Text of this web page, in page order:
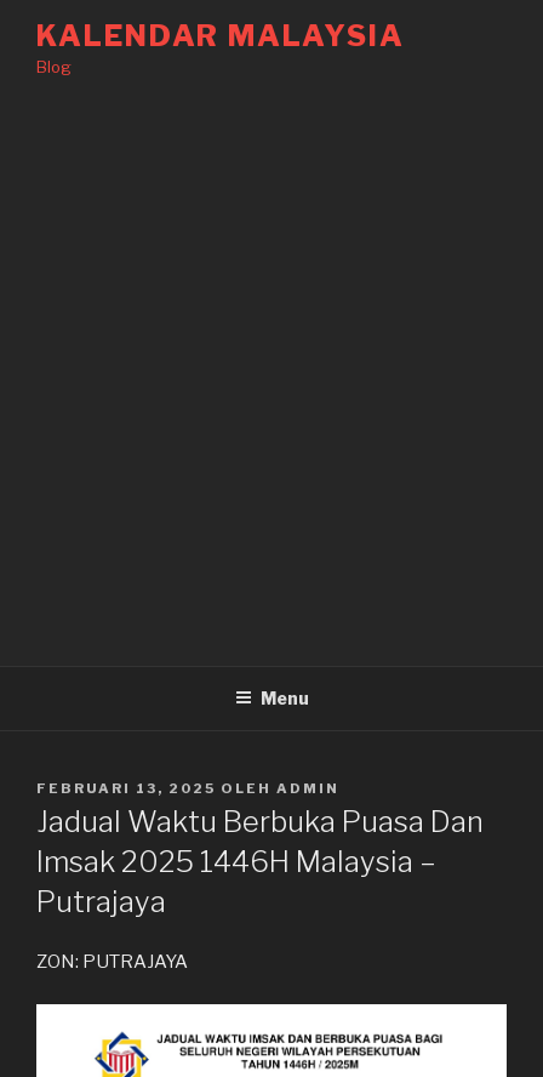
kandungan
KALENDAR MALAYSIA
Blog
Menu
DIKIRIM
PADA
FEBRUARI 13, 2025 OLEH ADMIN
Jadual Waktu Berbuka Puasa Dan
Imsak 2025 1446H Malaysia –
Putrajaya
ZON: PUTRAJAYA